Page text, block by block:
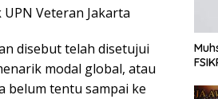
Veteran Jakarta
disebut telah disetujui
modal global, atau
belum tentu sampai ke